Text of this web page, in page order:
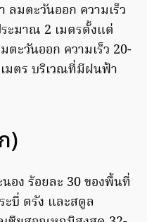
มตะวันออก ความเร็ว
ะมาณ 2 เมตรตั้งแต่
ตะวันออก ความเร็ว 20-
มตร บริเวณที่มีฝนฟ้า
)
อง ร้อยละ 30 ของพื้นที่
ะบี่ ตรัง และสตูล